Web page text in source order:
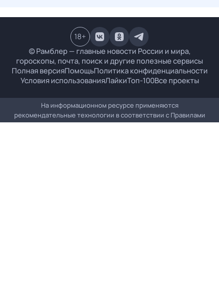
© Рамблер — главные новости России и мира,
гороскопы, почта, поиск и другие полезные сервисы
Полная версияПомощьПолитика конфиденциальности
Условия использованияЛайкиТоп-100Все проекты
18+
На информационном ресурсе применяются
рекомендательные технологии в соответствии с Правилами